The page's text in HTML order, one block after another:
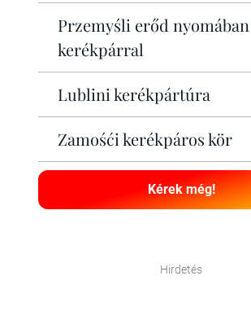
Przemyśli erőd nyomában
kerékpárral
Lublini kerékpártúra
Zamośći kerékpáros kör
Kérek még!
Hirdetés